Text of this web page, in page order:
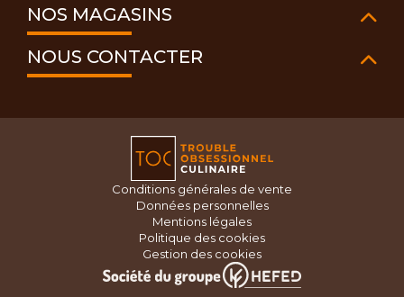
NOS MAGASINS
NOUS CONTACTER
Conditions générales de vente
Données personnelles
Mentions légales
Politique des cookies
Gestion des cookies